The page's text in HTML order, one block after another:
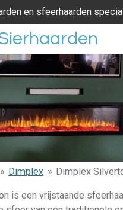
en sfeerhaarden
» Dimplex » Dimplex
is een vrijstaande